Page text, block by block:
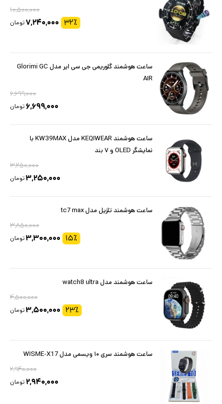
۱۰,۵۰۰,۰۰۰
۳۲٪ ۷,۲۴۰,۰۰۰تومان
ساعت هوشمند گلوریمی جی سی ایر مدل Glorimi GC
AIR
۶,۶۹۹,۰۰۰
۶,۶۹۹,۰۰۰ تومان
ساعت هوشمند KEQIWEAR مدل KW39MAX با
نمایشگر OLED و ۷ بند
۳,۲۵۰,۰۰۰
۳,۲۵۰,۰۰۰تومان
ساعت هوشمند تلزیل مدل tc7 max
۳,۸۵۰,۰۰۰
۱۵٪ ۳,۳۰۰,۰۰۰تومان
ساعت هوشمند مدل watch8 ultra
۴,۵۰۰,۰۰۰
۲۳٪ ۳,۵۰۰,۰۰۰تومان
ساعت هوشمند سری ۱۰ ویسمی مدل WISME-X17
۲,۹۴۰,۰۰۰
۲,۹۴۰,۰۰۰ تومان